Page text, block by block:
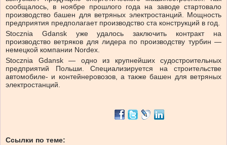
сообщалось, в ноябре прошлого года на заводе стартовало
производство башен для ветряных электростанций. Мощность
предприятия предполагает производство ста конструкций в год.
Stocznia Gdansk уже удалось заключить контракт на
производство ветряков для лидера по производству турбин —
немецкой компании Nordex.
Stocznia Gdansk — одно из крупнейших судостроительных
предприятий Польши. Специализируется на строительстве
автомобиле- и контейнеровозов, а также башен для ветряных
электростанций.
Ссылки по теме: